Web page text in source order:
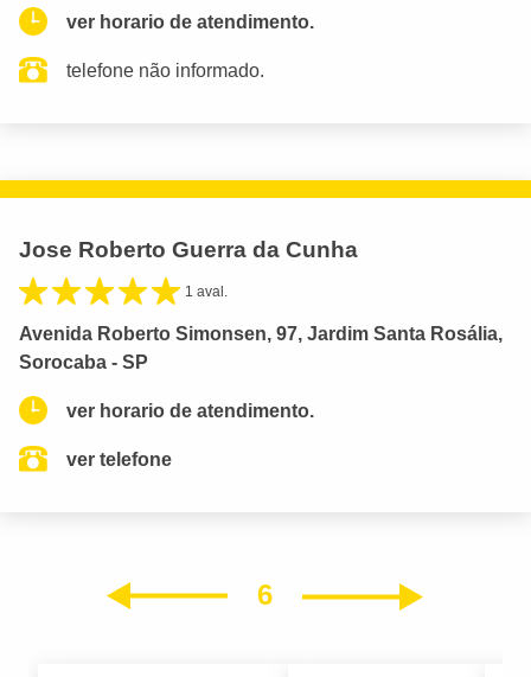
ver horario de atendimento.
telefone não informado.
Jose Roberto Guerra da Cunha
1 aval.
Avenida Roberto Simonsen, 97, Jardim Santa Rosália,
Sorocaba - SP
ver horario de atendimento.
ver telefone
6